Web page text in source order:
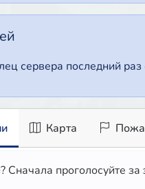
сервера последний
Карта
Сначала проголосуйте за